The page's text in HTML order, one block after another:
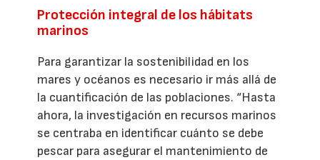
Protección integral de los hábitats
marinos
Para garantizar la sostenibilidad en los
mares y océanos es necesario ir más allá de
la cuantificación de las poblaciones. “Hasta
ahora, la investigación en recursos marinos
se centraba en identificar cuánto se debe
pescar para asegurar el mantenimiento de